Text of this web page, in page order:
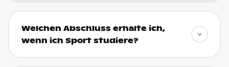
Welchen Abschluss erhalte ich,
wenn ich Sport studiere?